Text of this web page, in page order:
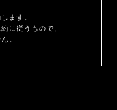
ます。
に従うもので、
。